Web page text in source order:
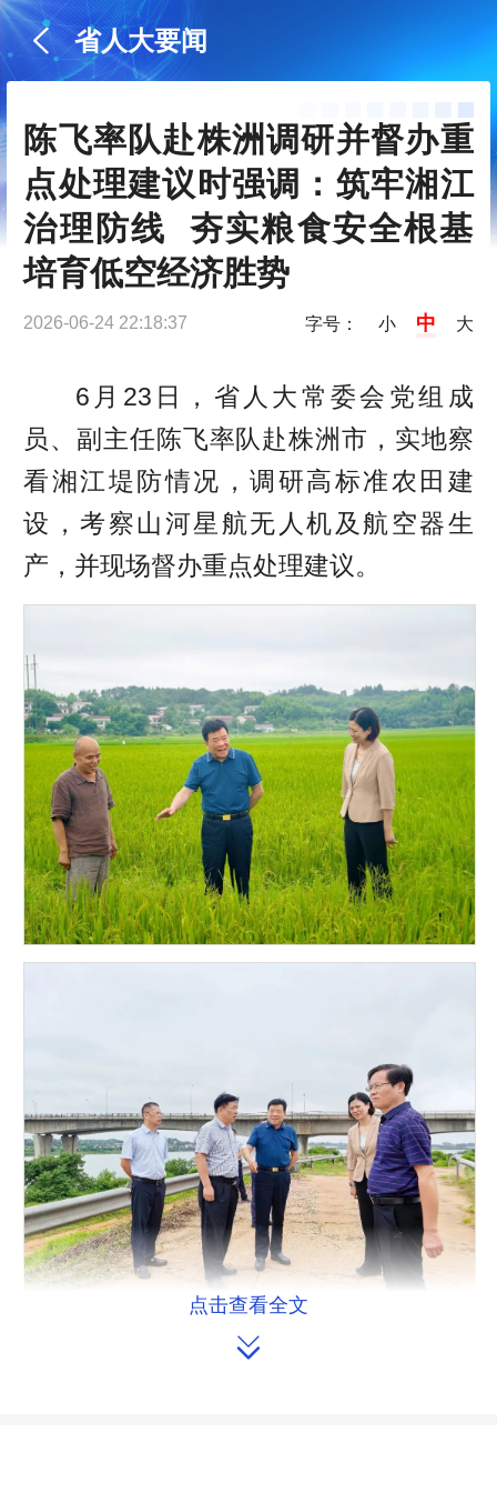
省人大要闻
陈飞率队赴株洲调研并督办重
点处理建议时强调：筑牢湘江
治理防线  夯实粮食安全根基
培育低空经济胜势
2026-06-24 22:18:37 字号： 小 中 大
6月23日，省人大常委会党组成
员、副主任陈飞率队赴株洲市，实地察
看湘江堤防情况，调研高标准农田建
设，考察山河星航无人机及航空器生
产，并现场督办重点处理建议。
点击查看全文
